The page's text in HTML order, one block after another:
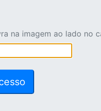
na imagem ao lado no